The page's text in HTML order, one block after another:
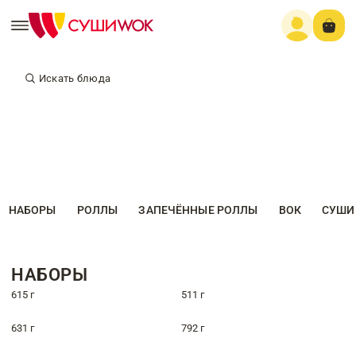
Искать блюда
НАБОРЫ РОЛЛЫ ЗАПЕЧЁННЫЕ РОЛЛЫ ВОК СУШИ
НАБОРЫ
615 г 511 г
631 г 792 г